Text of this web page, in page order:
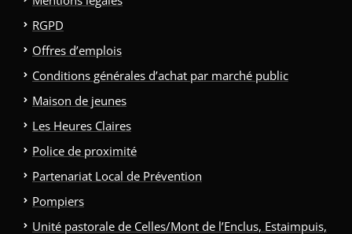
RGPD
Offres d’emplois
Conditions générales d’achat par marché public
Maison de jeunes
Les Heures Claires
Police de proximité
Partenariat Local de Prévention
Pompiers
Unité pastorale de Celles/Mont de l’Enclus, Estaimpuis,